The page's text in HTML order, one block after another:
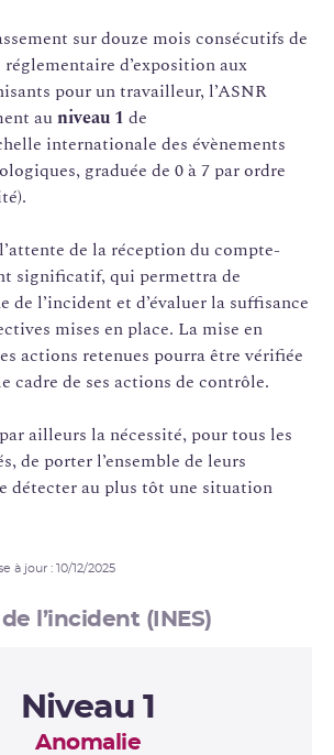
sur douze mois consécutifs de
d’exposition aux
pour un travailleur, l’ASNR
auniveau 1 de
internationale des évènements
graduée de 0 à 7 par ordre
de la réception du compte-
significatif, qui permettra de
de l’incident et d’évaluer la suffisance
mises en place. La mise en
actions retenues pourra être vérifiée
cadre de ses actions de contrôle.
ailleurs la nécessité, pour tous les
de porter l’ensemble de leurs
détecter au plus tôt une situation
à jour : 10/12/2025
l’incident (INES)
Niveau 1
Anomalie